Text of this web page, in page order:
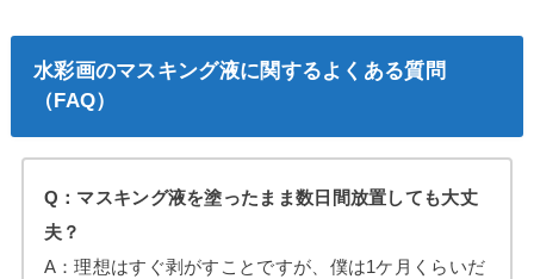
水彩画のマスキング液に関するよくある質問
（FAQ）
Q：マスキング液を塗ったまま数日間放置しても大丈
夫？
A：理想はすぐ剥がすことですが、僕は1ケ月くらいだ